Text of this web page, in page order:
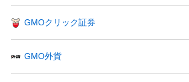
GMOクリック証券
GMO外貨